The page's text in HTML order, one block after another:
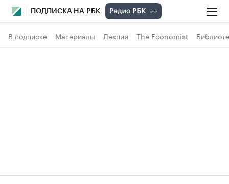
ПОДПИСКА НА РБК
В подписке Материалы Лекции The Economist